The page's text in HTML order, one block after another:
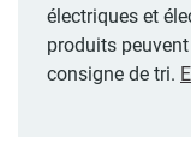
électriques et
produits
consigne de tri.